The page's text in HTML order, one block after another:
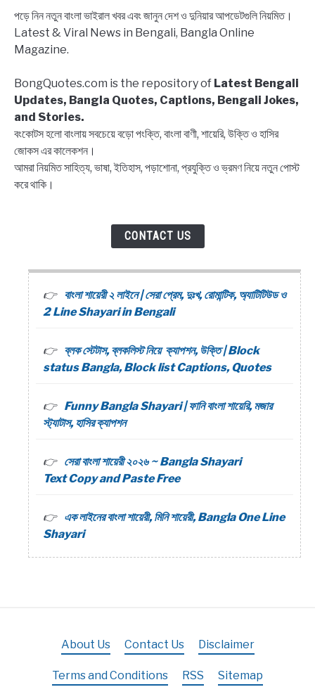
Bangla,
Block
list
Quotes
পড়ে নিন নতুন বাংলা ভাইরাল খবর এবং জানুন দেশ ও দুনিয়ার আপডেটগুলি নিয়মিত।
Latest & Viral News in Bengali, Bangla Online
Magazine.
BongQuotes.com is the repository of Latest Bengali
Updates, Bangla Quotes, Captions, Bengali Jokes,
and Stories.
বংকোটস হলো বাংলায় সবচেয়ে বড়ো পংক্তি, বাংলা বাণী, শায়েরি, উক্তি ও হাসির
জোকস এর কালেকশন।
আমরা নিয়মিত সাহিত্য, ভাষা, ইতিহাস, পড়াশোনা, প্রযুক্তি ও ভ্রমণ নিয়ে নতুন পোস্ট
করে থাকি।
CONTACT US
বাংলা শায়েরী ২ লাইনে | সেরা প্রেম, দুঃখ, রোমান্টিক, অ্যাটিটিউড ও
2 Line Shayari in Bengali
ব্লক স্টেটাস, ব্লকলিস্ট নিয়ে ক্যাপশন, উক্তি | Block
status Bangla, Block list Captions, Quotes
Funny Bangla Shayari | ফানি বাংলা শায়েরি, মজার
স্ট্যাটাস, হাসির ক্যাপশন
সেরা বাংলা শায়েরী ২০২৬ ~ Bangla Shayari
Text Copy and Paste Free
এক লাইনের বাংলা শায়েরী, মিনি শায়েরী, Bangla One Line
Shayari
About Us Contact Us Disclaimer
Terms and Conditions RSS Sitemap